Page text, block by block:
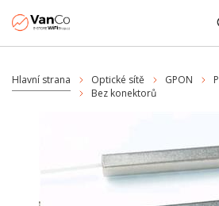
Hlavní strana Optické sítě GPON
Bez konektorů